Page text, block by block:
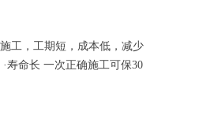
工，工期短，成本低，减少
寿命长 一次正确施工可保30